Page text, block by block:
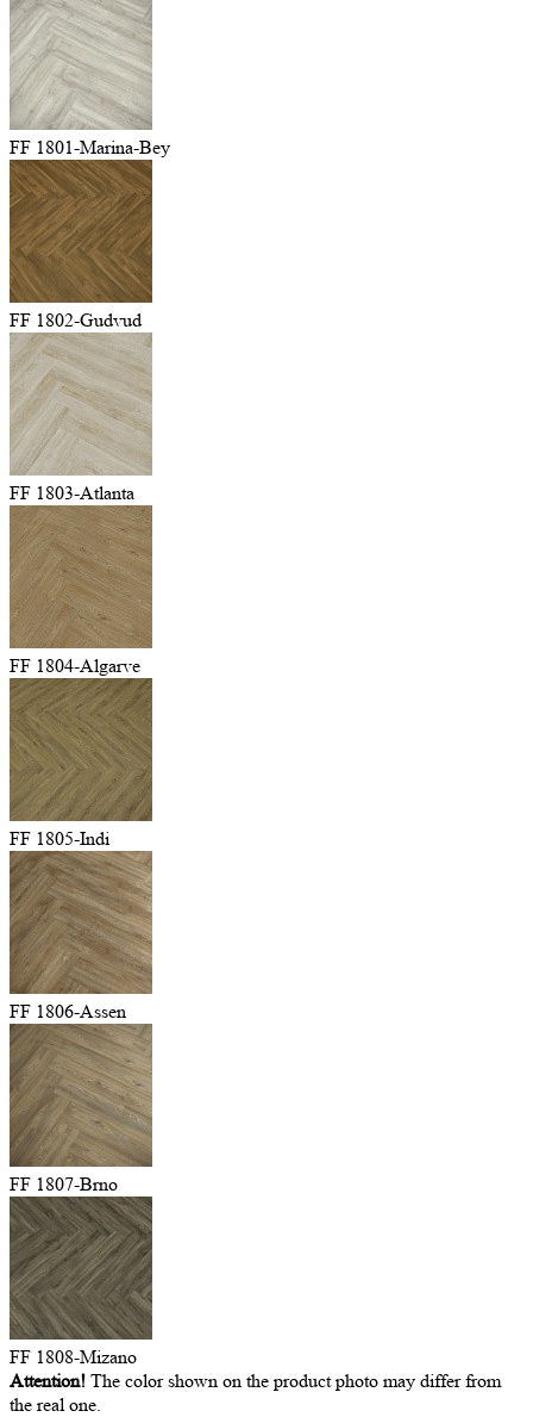
FF 1801-Marina-Bey
FF 1802-Gudvud
FF 1803-Atlanta
FF 1804-Algarve
FF 1805-Indi
FF 1806-Assen
FF 1807-Brno
FF 1808-Mizano
Attention! The color shown on the product photo may differ from
the real one.